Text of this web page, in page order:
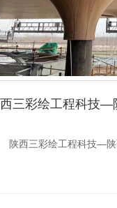
陕西三彩绘工程科技—